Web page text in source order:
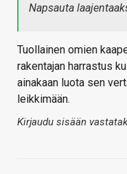
Napsauta
Tuollainen omien
rakentajan harrastus
ainakaan luota sen
leikkimään.
Kirjaudu sisään